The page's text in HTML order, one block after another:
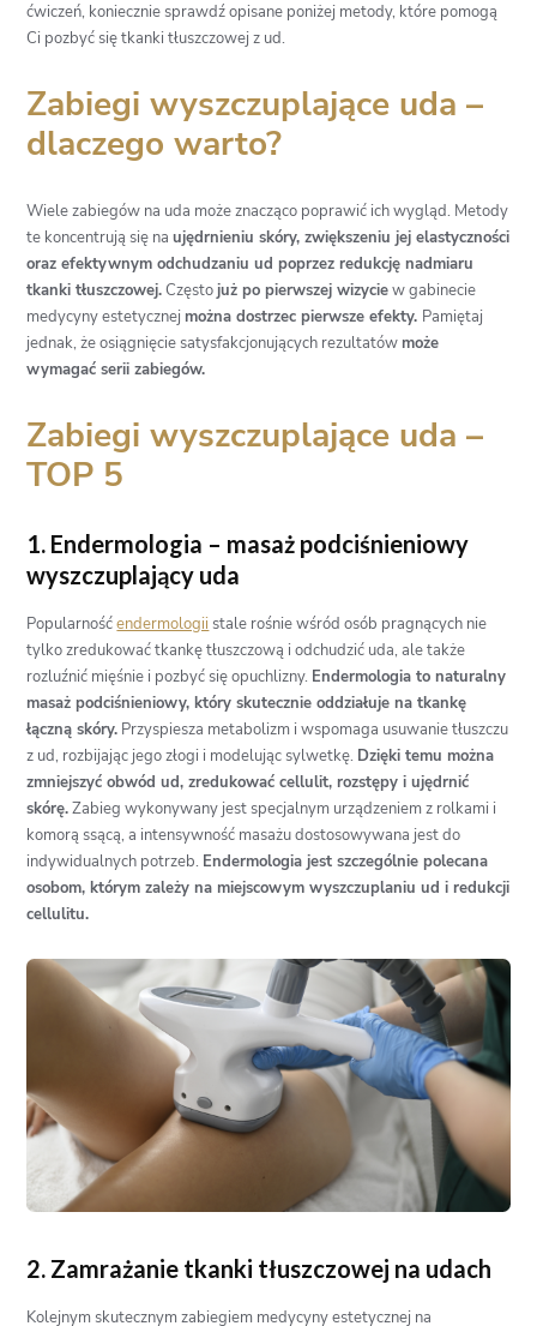
ćwiczeń, koniecznie sprawdź opisane poniżej metody, które pomogą
Ci pozbyć się tkanki tłuszczowej z ud.
Zabiegi wyszczuplające uda –
dlaczego warto?
Wiele zabiegów na uda może znacząco poprawić ich wygląd. Metody
te koncentrują się naujędrnieniu skóry, zwiększeniu jej elastyczności
oraz efektywnym odchudzaniu ud poprzez redukcję nadmiaru
tkanki tłuszczowej.Częstojuż po pierwszej wizyciew gabinecie
medycyny estetycznej można dostrzec pierwsze efekty. Pamiętaj
jednak, że osiągnięcie satysfakcjonujących rezultatów może
wymagać serii zabiegów.
Zabiegi wyszczuplające uda –
TOP 5
1. Endermologia – masaż podciśnieniowy
wyszczuplający uda
Popularnośćendermologii stale rośnie wśród osób pragnących nie
tylko zredukować tkankę tłuszczową i odchudzić uda, ale także
rozluźnić mięśnie i pozbyć się opuchlizny. Endermologia to naturalny
masaż podciśnieniowy, który skutecznie oddziałuje na tkankę
łączną skóry. Przyspiesza metabolizm i wspomaga usuwanie tłuszczu
z ud, rozbijając jego złogi i modelując sylwetkę. Dzięki temu można
zmniejszyć obwód ud, zredukować cellulit, rozstępy i ujędrnić
skórę.Zabieg wykonywany jest specjalnym urządzeniem z rolkami i
komorą ssącą, a intensywność masażu dostosowywana jest do
indywidualnych potrzeb. Endermologia jest szczególnie polecana
osobom, którym zależy na miejscowym wyszczuplaniu ud i redukcji
cellulitu.
2. Zamrażanie tkanki tłuszczowej na udach
Kolejnym skutecznym zabiegiem medycyny estetycznej na